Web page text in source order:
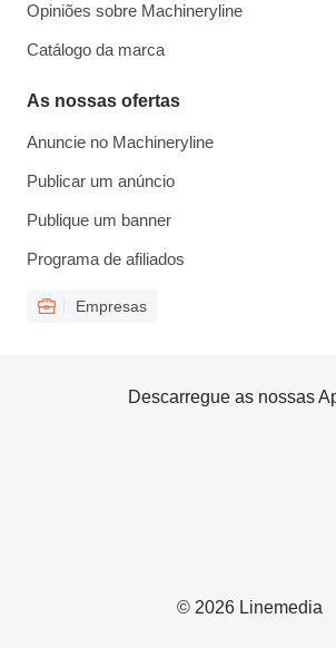
Opiniões sobre Machineryline
Catálogo da marca
As nossas ofertas
Anuncie no Machineryline
Publicar um anúncio
Publique um banner
Programa de afiliados
Empresas
© 2026 Linemedia
Descarregue as nossas